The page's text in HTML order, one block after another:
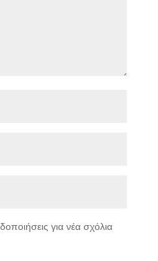
για νέα σχόλια